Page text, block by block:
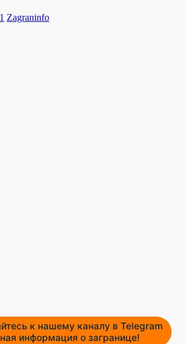
Zagraninfo
к нашему каналу в Telegram
информация о загранице!